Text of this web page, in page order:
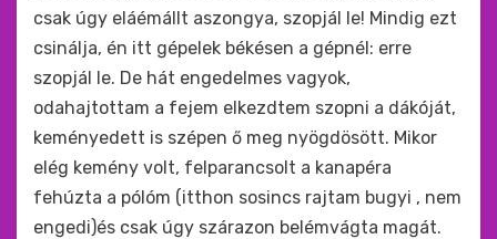
csak úgy eláémállt aszongya, szopjál le! Mindig ezt
csinálja, én itt gépelek békésen a gépnél: erre
szopjál le. De hát engedelmes vagyok,
odahajtottam a fejem elkezdtem szopni a dákóját,
keményedett is szépen ő meg nyögdösött. Mikor
elég kemény volt, felparancsolt a kanapéra
fehúzta a pólóm (itthon sosincs rajtam bugyi , nem
engedi)és csak úgy szárazon belémvágta magát.